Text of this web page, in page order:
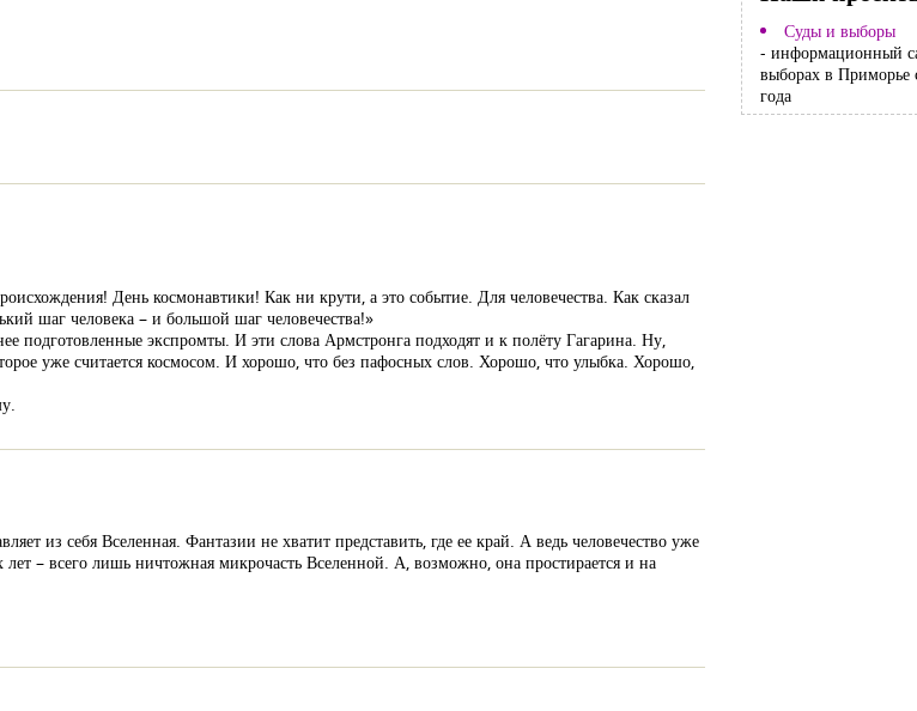
День космонавтики! Как ни крути, а это событие. Для человечества. Как сказал
шаг человека – и большой шаг человечества!»
подготовленные экспромты. И эти слова Армстронга подходят и к полёту Гагарина. Ну,
уже считается космосом. И хорошо, что без пафосных слов. Хорошо, что улыбка. Хорошо,
из себя Вселенная. Фантазии не хватит представить, где ее край. А ведь человечество уже
– всего лишь ничтожная микрочасть Вселенной. А, возможно, она простирается и на
Суды и выборы
- информационный
выборах в Приморье
года